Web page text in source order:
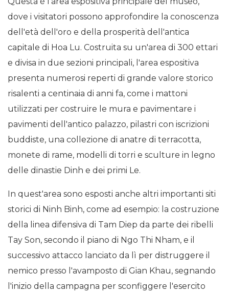
dove i visitatori possono approfondire la conoscenza
dell'età dell'oro e della prosperità dell'antica
capitale di Hoa Lu. Costruita su un'area di 300 ettari
e divisa in due sezioni principali, l'area espositiva
presenta numerosi reperti di grande valore storico
risalenti a centinaia di anni fa, come i mattoni
utilizzati per costruire le mura e pavimentare i
pavimenti dell'antico palazzo, pilastri con iscrizioni
buddiste, una collezione di anatre di terracotta,
monete di rame, modelli di torri e sculture in legno
delle dinastie Dinh e dei primi Le.
In quest'area sono esposti anche altri importanti siti
storici di Ninh Binh, come ad esempio: la costruzione
della linea difensiva di Tam Diep da parte dei ribelli
Tay Son, secondo il piano di Ngo Thi Nham, e il
successivo attacco lanciato da lì per distruggere il
nemico presso l'avamposto di Gian Khau, segnando
l'inizio della campagna per sconfiggere l'esercito